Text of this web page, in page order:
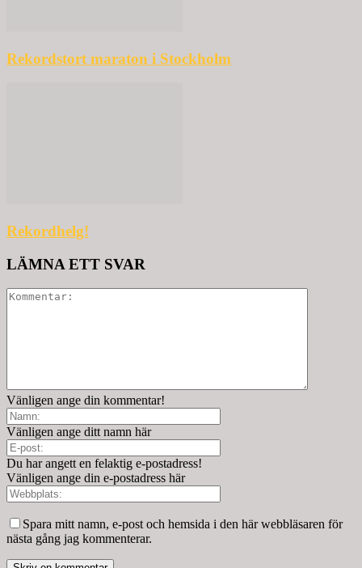
Rekordstort maraton i Stockholm
Rekordhelg!
LÄMNA ETT SVAR
Vänligen ange din kommentar!
Vänligen ange ditt namn här
Du har angett en felaktig e-postadress!
Vänligen ange din e-postadress här
Spara mitt namn, e-post och hemsida i den här webbläsaren för
nästa gång jag kommenterar.